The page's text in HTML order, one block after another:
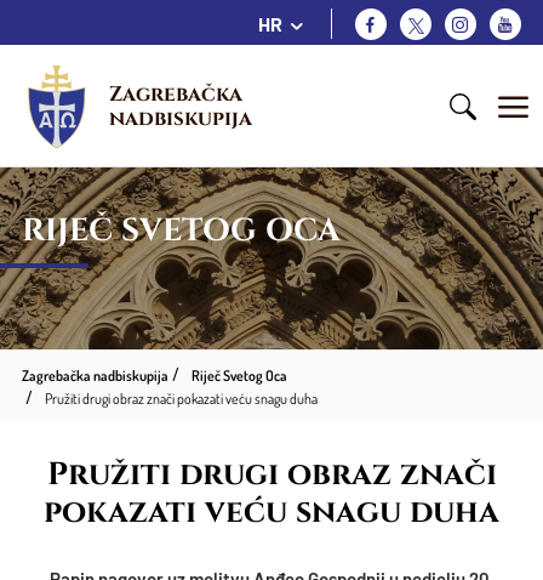
HR
Zagrebačka
nadbiskupija
RIJEČ SVETOG OCA
Zagrebačka nadbiskupija
Riječ Svetog Oca
Pružiti drugi obraz znači pokazati veću snagu duha
Pružiti drugi obraz znači
pokazati veću snagu duha